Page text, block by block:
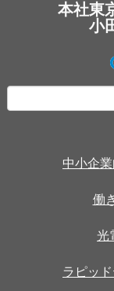
本社東
小
索:
中小企
働
光
ラピッ